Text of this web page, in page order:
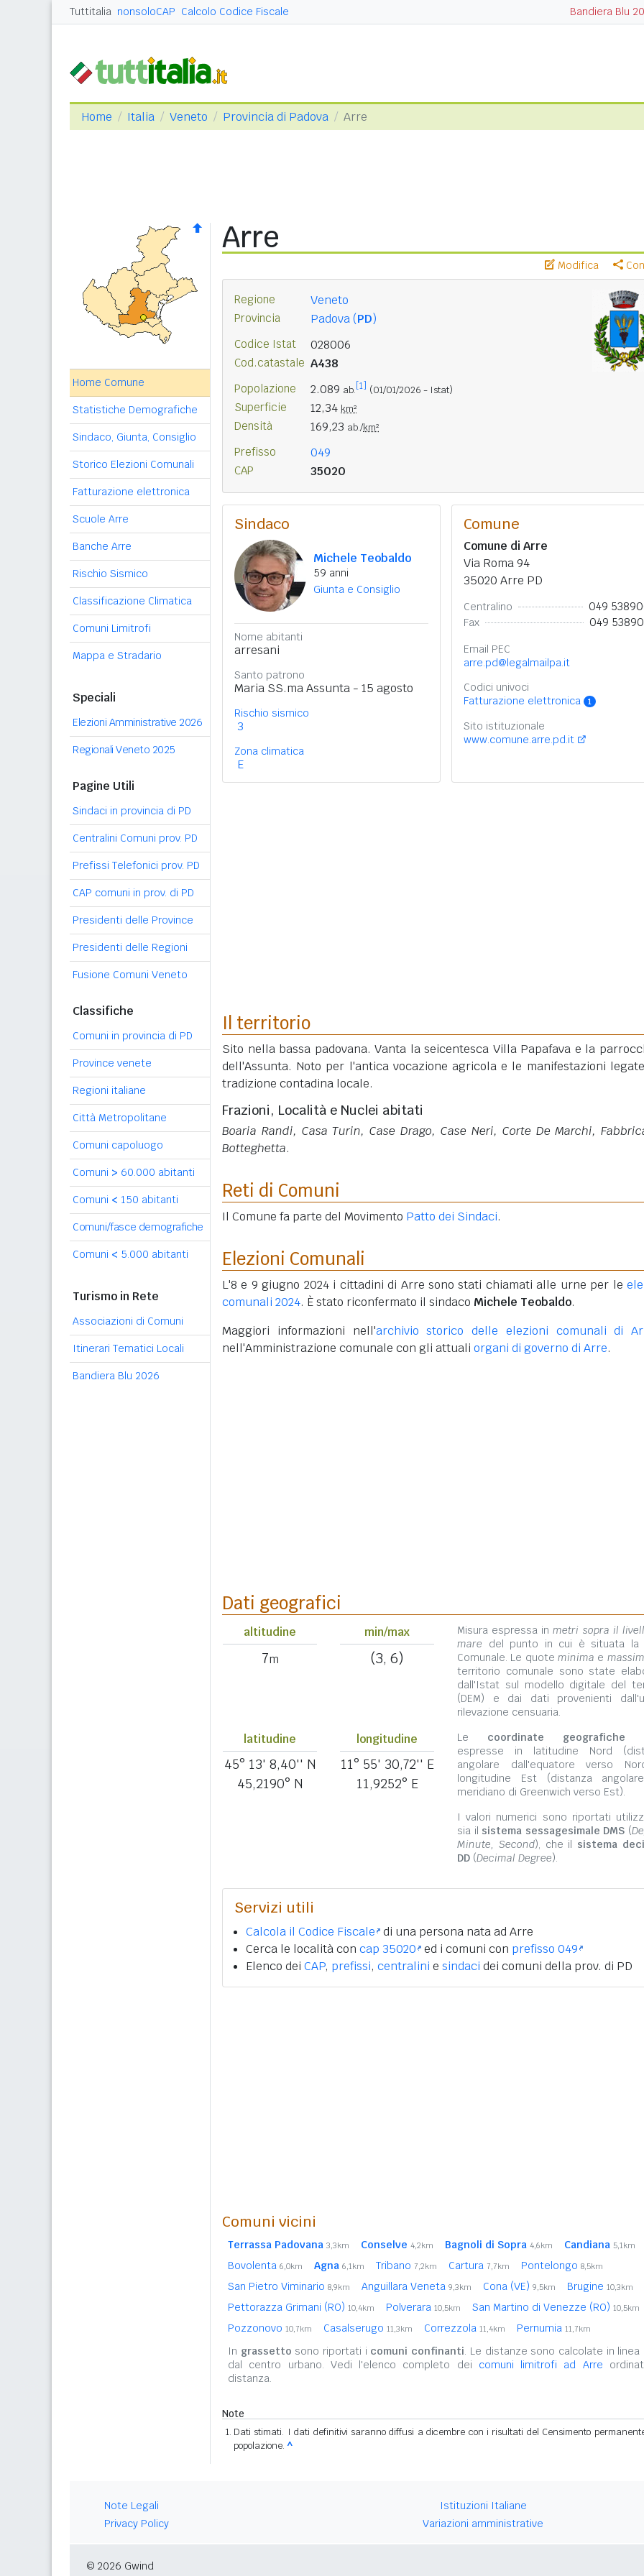
Tuttitalia nonsoloCAP Calcolo Codice Fiscale Bandiera Blu
Home Italia Veneto Provincia di Padova Arre
Home Comune
Statistiche Demografiche
Sindaco, Giunta, Consiglio
Storico Elezioni Comunali
Fatturazione elettronica
Scuole Arre
Banche Arre
Rischio Sismico
Classificazione Climatica
Comuni Limitrofi
Mappa e Stradario
Speciali
Elezioni Amministrative 2026
Regionali Veneto 2025
Pagine Utili
Sindaci in provincia di PD
Centralini Comuni prov. PD
Prefissi Telefonici prov. PD
CAP comuni in prov. di PD
Presidenti delle Province
Presidenti delle Regioni
Fusione Comuni Veneto
Classifiche
Comuni in provincia di PD
Province venete
Regioni italiane
Città Metropolitane
Comuni capoluogo
Comuni > 60.000 abitanti
Comuni < 150 abitanti
Comuni/fasce demografiche
Comuni < 5.000 abitanti
Turismo in Rete
Associazioni di Comuni
Itinerari Tematici Locali
Bandiera Blu 2026
Arre
Modifica
Regione Veneto
Provincia Padova (PD)
Codice Istat 028006
Cod.catastale A438
Popolazione 2.089 ab. [1] (01/01/2026 - Istat)
Superficie 12,34 km²
Densità 169,23 ab./km²
Prefisso 049
CAP 35020
Sindaco
Michele Teobaldo
59 anni
Giunta e Consiglio
Nome abitanti
arresani
Santo patrono
Maria SS.ma Assunta - 15 agosto
Rischio sismico
3
Zona climatica
E
Comune
Comune di Arre
Via Roma 94
35020 Arre PD
Centralino 049
Fax 049
Email PEC
arre.pd@legalmailpa.it
Codici univoci
Fatturazione elettronica
1
Sito istituzionale
www.comune.arre.pd.it
Il territorio
Sito nella bassa padovana. Vanta la seicentesca Villa Papafava e la
dell'Assunta. Noto per l'antica vocazione agricola e le manifestazioni
tradizione contadina locale.
Frazioni, Località e Nuclei abitati
Boaria Randi, Casa Turin, Case Drago, Case Neri, Corte De Marchi,
Botteghetta.
Reti di Comuni
Il Comune fa parte del Movimento Patto dei Sindaci.
Elezioni Comunali
L'8 e 9 giugno 2024 i cittadini di Arre sono stati chiamati alle urne per le
comunali 2024. È stato riconfermato il sindaco Michele Teobaldo.
Maggiori informazioni nell'archivio storico delle elezioni comunali di
nell'Amministrazione comunale con gli attuali organi di governo di Arre.
Dati geografici
altitudine
7m
min/max
(3, 6)
Misura espressa inmetri sopra il
mare del punto in cui è situata la
Comunale. Le quote minima e
territorio comunale sono state
dall'Istat sul modello digitale del
(DEM) e dai dati provenienti
rilevazione censuaria.
latitudine
45° 13' 8,40'' N
45,2190° N
longitudine
11° 55' 30,72'' E
11,9252° E
Le coordinate geografiche
espresse in latitudine Nord
angolare dall'equatore verso
longitudine Est (distanza
meridiano di Greenwich verso Est).
I valori numerici sono riportati
sia il sistema sessagesimale DMS (
Minute, Second), che il sistema
DD (Decimal Degree).
Servizi utili
Calcola il Codice Fiscale di una persona nata ad Arre
Cerca le località con cap 35020 ed i comuni con prefisso 049
Elenco dei CAP, prefissi, centralini e sindaci dei comuni della prov. di PD
Comuni vicini
Terrassa Padovana 3,3km Conselve 4,2km Bagnoli di Sopra 4,6km Candiana 5,1km
Bovolenta 6,0km Agna 6,1km Tribano 7,2km Cartura 7,7km Pontelongo 8,5km
San Pietro Viminario 8,9km Anguillara Veneta 9,3km Cona (VE) 9,5km Brugine 10,3km
Pettorazza Grimani (RO) 10,4km Polverara 10,5km San Martino di Venezze (RO) 10,5km
Pozzonovo 10,7km Casalserugo 11,3km Correzzola 11,4km Pernumia 11,7km
In grassetto sono riportati i comuni confinanti. Le distanze sono calcolate in linea
dal centro urbano. Vedi l'elenco completo dei comuni limitrofi ad Arre
distanza.
Note
Dati stimati. I dati definitivi saranno diffusi a dicembre con i risultati del Censimento
popolazione. ^
Note Legali
Privacy Policy
Istituzioni Italiane
Variazioni amministrative
© 2026 Gwind